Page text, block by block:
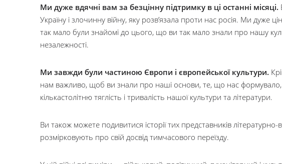
Ми дуже вдячні вам за безцінну підтримку в ці останні місяці.
Україну і злочинну війну, яку розв’язала проти нас росія. Ми
так мало були знайомі до цього, що ви так мало знали про нашу
незалежності.
Ми завжди були частиною Європи і європейської культури.
нам важливо, щоб ви знали про наші основи, те, що нас
кількастолітню тяглість і тривалість нашої культури та літератури.
Ви також можете подивитися історії тих представників
розмірковують про свій досвід тимчасового переїзду.